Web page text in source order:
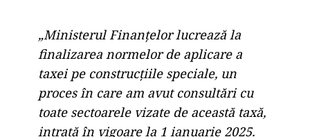
„Ministerul Finanțelor lucrează la
finalizarea normelor de aplicare a
taxei pe construcțiile speciale, un
proces în care am avut consultări cu
toate sectoarele vizate de această taxă,
intrată în vigoare la 1 ianuarie 2025.